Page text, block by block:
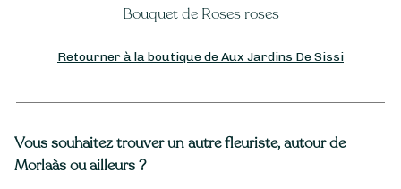
Bouquet de Roses roses
Retourner à la boutique de Aux Jardins De Sissi
Vous souhaitez trouver un autre fleuriste, autour de
Morlaàs ou ailleurs ?